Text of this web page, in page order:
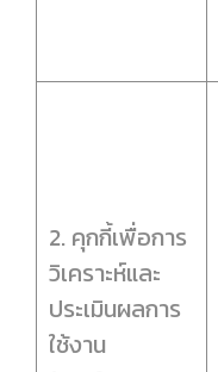
2. คุกกี้เพื่อการ
วิเคราะห์และ
ประเมินผลการ
ใช้งาน